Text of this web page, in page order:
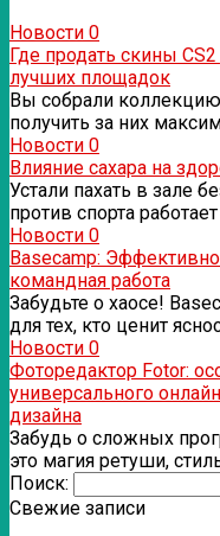
Новости 0
Где продать скины
лучших площадок
Вы собрали коллекцию
получить за них
Новости 0
Влияние сахара на
Устали пахать в зале
против спорта
Новости 0
Basecamp:
командная работа
Забудьте о хаосе!
для тех, кто ценит
Новости 0
Фоторедактор Fotor:
универсального
дизайна
Забудь о сложных
это магия ретуши,
Поиск:
Свежие записи